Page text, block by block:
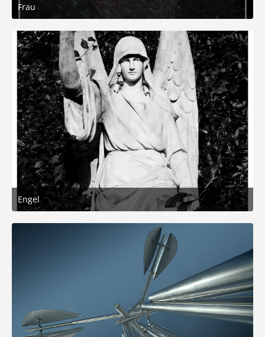
Frau
12. Februar 2026 um 11:49
6
Engel
4. November 2025 um 22:02
5